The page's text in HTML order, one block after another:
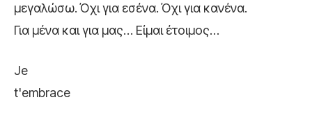
μεγαλώσω. Όχι για εσένα. Όχι για κανένα.
Για μένα και για μας… Είμαι έτοιμος…
Je
t'embrace